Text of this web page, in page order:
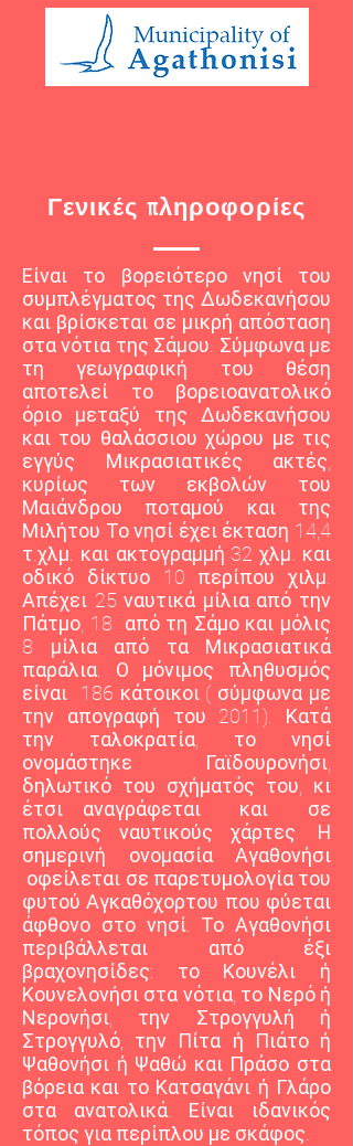
Γενικές πληροφορίες
Είναι το βορειότερο νησί του
συμπλέγματος της Δωδεκανήσου
και βρίσκεται σε μικρή απόσταση
στα νότια της Σάμου. Σύμφωνα με
τη γεωγραφική του θέση
αποτελεί το βορειοανατολικό
όριο μεταξύ της Δωδεκανήσου
και του θαλάσσιου χώρου με τις
εγγύς Μικρασιατικές ακτές,
κυρίως των εκβολών του
Μαιάνδρου ποταμού και της
Μιλήτου Το νησί έχει έκταση 14,4
τ.χλμ. και ακτογραμμή 32 χλμ. και
οδικό δίκτυο 10 περίπου χιλμ.
Απέχει 25 ναυτικά μίλια από την
Πάτμο, 18 από τη Σάμο και μόλις
8 μίλια από τα Μικρασιατικά
παράλια. Ο μόνιμος πληθυσμός
είναι 186 κάτοικοι ( σύμφωνα με
την απογραφή του 2011). Κατά
την ταλοκρατία, το νησί
ονομάστηκε Γαϊδουρονήσι,
δηλωτικό του σχήματός του, κι
έτσι αναγράφεται και σε
πολλούς ναυτικούς χάρτες. Η
σημερινή ονομασία Αγαθονήσι
οφείλεται σε παρετυμολογία του
φυτού Αγκαθόχορτου που φύεται
άφθονο στο νησί. Το Αγαθονήσι
περιβάλλεται από έξι
βραχονησίδες: το Κουνέλι ή
Κουνελονήσι στα νότια, το Νερό ή
Νερονήσι, την Στρογγυλή ή
Στρογγυλό, την Πίτα ή Πιάτο ή
Ψαθονήσι ή Ψαθώ και Πράσο στα
βόρεια και το Κατσαγάνι ή Γλάρο
στα ανατολικά. Είναι ιδανικός
τόπος για περίπλου με σκάφος.